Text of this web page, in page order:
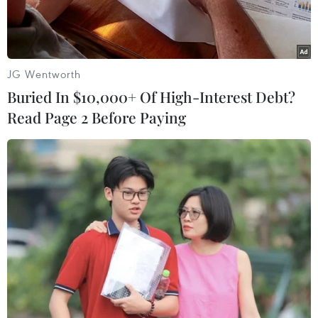
Chủ tịch Ủy ban Olympic Quốc tế (IOC) Thomas Bach. (Nguồn:
Gameishard)
Chủ tịch Ủy ban Olympic Quốc tế (IOC) Thomas
Bach ngày 14/10 cho biết cơ quan này này đang
nghiên cứu khả năng tổ chức Thế vận hội Thể
thao Điện tử (Olympic eSports Games).
JG Wentworth
Buried In $10,000+ Of High-Interest Debt?
Read Page 2 Before Paying